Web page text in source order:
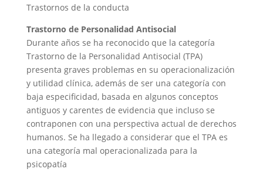
Trastornos de la conducta
Trastorno de Personalidad Antisocial
Durante años se ha reconocido que la categoría
Trastorno de la Personalidad Antisocial (TPA)
presenta graves problemas en su operacionalización
y utilidad clínica, además de ser una categoría con
baja especificidad, basada en algunos conceptos
antiguos y carentes de evidencia que incluso se
contraponen con una perspectiva actual de derechos
humanos. Se ha llegado a considerar que el TPA es
una categoría mal operacionalizada para la
psicopatía